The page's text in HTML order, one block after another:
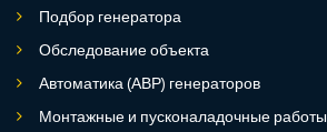
Подбор генератора
Обследование объекта
Автоматика (АВР) генераторов
Монтажные и пусконаладочные работы